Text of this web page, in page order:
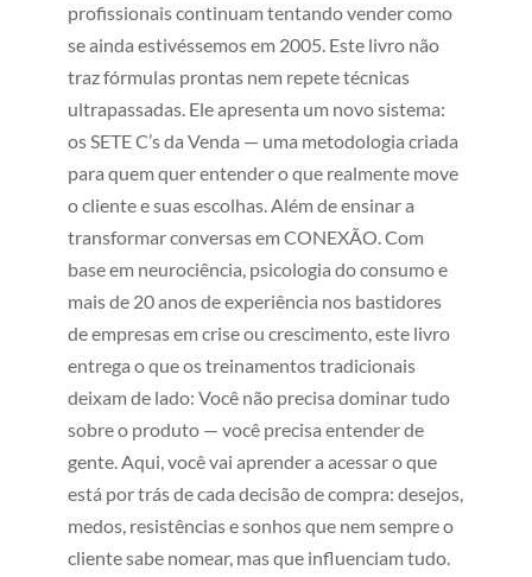
profissionais continuam tentando vender como
se ainda estivéssemos em 2005. Este livro não
traz fórmulas prontas nem repete técnicas
ultrapassadas. Ele apresenta um novo sistema:
os SETE C’s da Venda — uma metodologia criada
para quem quer entender o que realmente move
o cliente e suas escolhas. Além de ensinar a
transformar conversas em CONEXÃO. Com
base em neurociência, psicologia do consumo e
mais de 20 anos de experiência nos bastidores
de empresas em crise ou crescimento, este livro
entrega o que os treinamentos tradicionais
deixam de lado: Você não precisa dominar tudo
sobre o produto — você precisa entender de
gente. Aqui, você vai aprender a acessar o que
está por trás de cada decisão de compra: desejos,
medos, resistências e sonhos que nem sempre o
cliente sabe nomear, mas que influenciam tudo.